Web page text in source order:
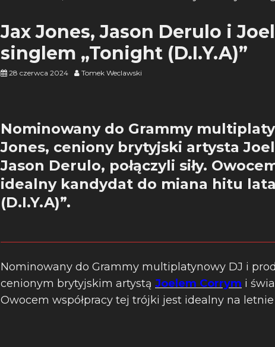
Jax Jones, Jason Derulo i
singlem „Tonight (D.I.Y.A)”
28 czerwca 2024 Tomek Weclawski
Nominowany do Grammy
Jones, ceniony brytyjski artysta
Jason Derulo, połączyli siły.
idealny kandydat do miana hitu
(D.I.Y.A)”.
Nominowany do Grammy multiplatynowy DJ i
cenionym brytyjskim artystą Joelem Corrym i
Owocem współpracy tej trójki jest idealny na letnie